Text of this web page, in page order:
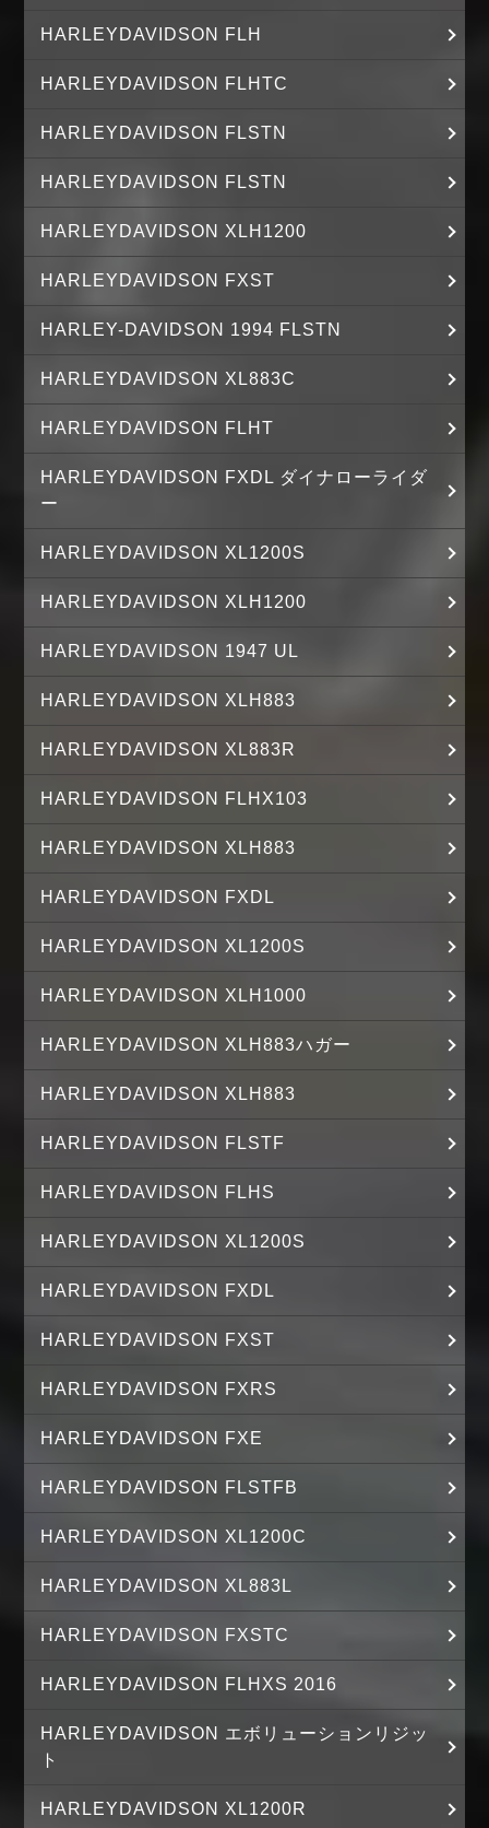
HARLEYDAVIDSON FLH
HARLEYDAVIDSON FLHTC
HARLEYDAVIDSON FLSTN
HARLEYDAVIDSON FLSTN
HARLEYDAVIDSON XLH1200
HARLEYDAVIDSON FXST
HARLEY-DAVIDSON 1994 FLSTN
HARLEYDAVIDSON XL883C
HARLEYDAVIDSON FLHT
HARLEYDAVIDSON FXDL ダイナローライダ
ー
HARLEYDAVIDSON XL1200S
HARLEYDAVIDSON XLH1200
HARLEYDAVIDSON 1947 UL
HARLEYDAVIDSON XLH883
HARLEYDAVIDSON XL883R
HARLEYDAVIDSON FLHX103
HARLEYDAVIDSON XLH883
HARLEYDAVIDSON FXDL
HARLEYDAVIDSON XL1200S
HARLEYDAVIDSON XLH1000
HARLEYDAVIDSON XLH883ハガー
HARLEYDAVIDSON XLH883
HARLEYDAVIDSON FLSTF
HARLEYDAVIDSON FLHS
HARLEYDAVIDSON XL1200S
HARLEYDAVIDSON FXDL
HARLEYDAVIDSON FXST
HARLEYDAVIDSON FXRS
HARLEYDAVIDSON FXE
HARLEYDAVIDSON FLSTFB
HARLEYDAVIDSON XL1200C
HARLEYDAVIDSON XL883L
HARLEYDAVIDSON FXSTC
HARLEYDAVIDSON FLHXS 2016
HARLEYDAVIDSON エボリューションリジッ
ト
HARLEYDAVIDSON XL1200R